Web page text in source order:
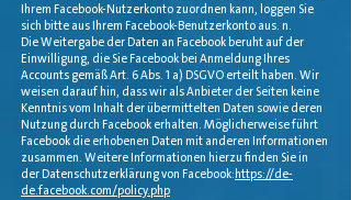
Ihrem Facebook-Nutzerkonto zuordnen kann, loggen Sie
sich bitte aus Ihrem Facebook-Benutzerkonto aus. n.
Die Weitergabe der Daten an Facebook beruht auf der
Einwilligung, die Sie Facebook bei Anmeldung Ihres
Accounts gemäß Art. 6 Abs. 1 a) DSGVO erteilt haben. Wir
weisen darauf hin, dass wir als Anbieter der Seiten keine
Kenntnis vom Inhalt der übermittelten Daten sowie deren
Nutzung durch Facebook erhalten. Möglicherweise führt
Facebook die erhobenen Daten mit anderen Informationen
zusammen. Weitere Informationen hierzu finden Sie in
der Datenschutzerklärung von Facebook:https://de-
de.facebook.com/policy.php